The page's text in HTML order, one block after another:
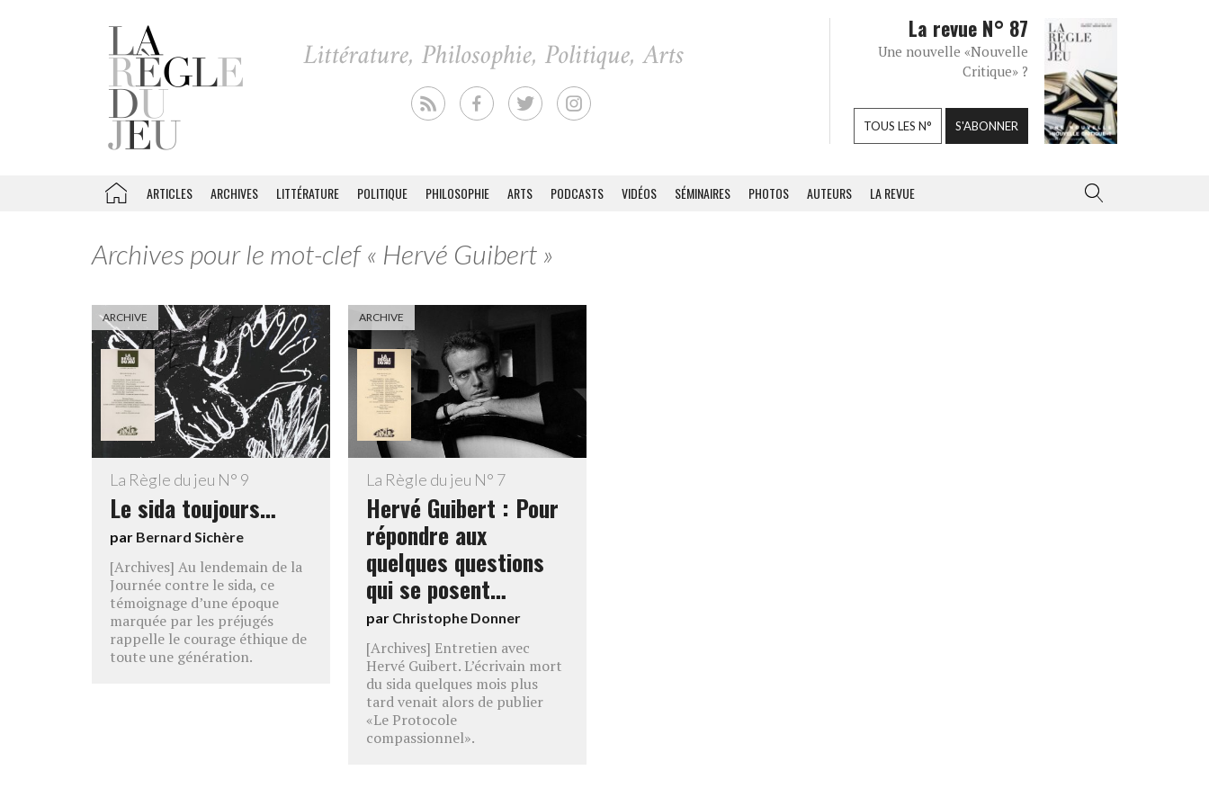
La revue N° 87
Une nouvelle «Nouvelle
Critique» ?
TOUS LES N° S'ABONNER
ARTICLES ARCHIVES LITTÉRATURE POLITIQUE PHILOSOPHIE ARTS PODCASTS VIDÉOS SÉMINAIRES PHOTOS AUTEURS LA REVUE
Archives pour le mot-clef « Hervé Guibert »
ARCHIVE
La Règle du jeu N° 9
Le sida toujours…
par Bernard Sichère
[Archives] Au lendemain de la
Journée contre le sida, ce
témoignage d’une époque
marquée par les préjugés
rappelle le courage éthique de
toute une génération.
ARCHIVE
La Règle du jeu N° 7
Hervé Guibert : Pour
répondre aux
quelques questions
qui se posent…
par Christophe Donner
[Archives] Entretien avec
Hervé Guibert. L’écrivain mort
du sida quelques mois plus
tard venait alors de publier
«Le Protocole
compassionnel».